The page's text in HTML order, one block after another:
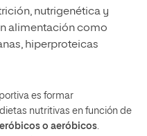
nutrigenética y
alimentación como
hiperproteicas
es formar
nutritivas en función de
o aeróbicos.